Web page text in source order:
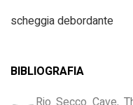
scheggia debordante
BIBLIOGRAFIA